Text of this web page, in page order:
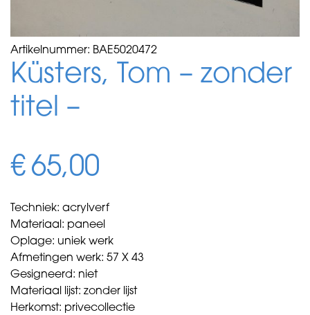
Artikelnummer: BAE5020472
Küsters, Tom – zonder
titel –
€ 65,00
Techniek: acrylverf
Materiaal: paneel
Oplage: uniek werk
Afmetingen werk: 57 X 43
Gesigneerd: niet
Materiaal lijst: zonder lijst
Herkomst: privecollectie